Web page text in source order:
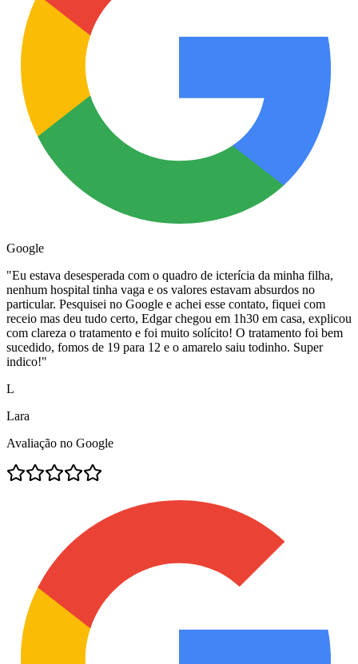
Google
"Eu estava desesperada com o quadro de icterícia da minha filha,
nenhum hospital tinha vaga e os valores estavam absurdos no
particular. Pesquisei no Google e achei esse contato, fiquei com
receio mas deu tudo certo, Edgar chegou em 1h30 em casa, explicou
com clareza o tratamento e foi muito solícito! O tratamento foi bem
sucedido, fomos de 19 para 12 e o amarelo saiu todinho. Super
indico!"
L
Lara
Avaliação no Google